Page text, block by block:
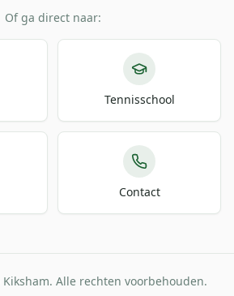
Of ga direct naar:
Tennisschool
Contact
Alle rechten voorbehouden.